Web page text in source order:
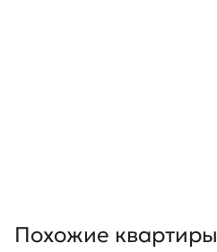
Похожие квартиры